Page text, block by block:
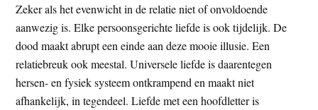
Zeker als het evenwicht in de relatie niet of onvoldoende
aanwezig is. Elke persoonsgerichte liefde is ook tijdelijk. De
dood maakt abrupt een einde aan deze mooie illusie. Een
relatiebreuk ook meestal. Universele liefde is daarentegen
hersen- en fysiek systeem ontkrampend en maakt niet
afhankelijk, in tegendeel. Liefde met een hoofdletter is